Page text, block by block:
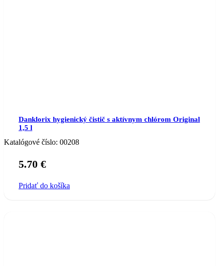
Danklorix hygienický čistič s aktívnym chlórom Original
1,5 l
Katalógové číslo: 00208
5.70 €
Pridať do košíka